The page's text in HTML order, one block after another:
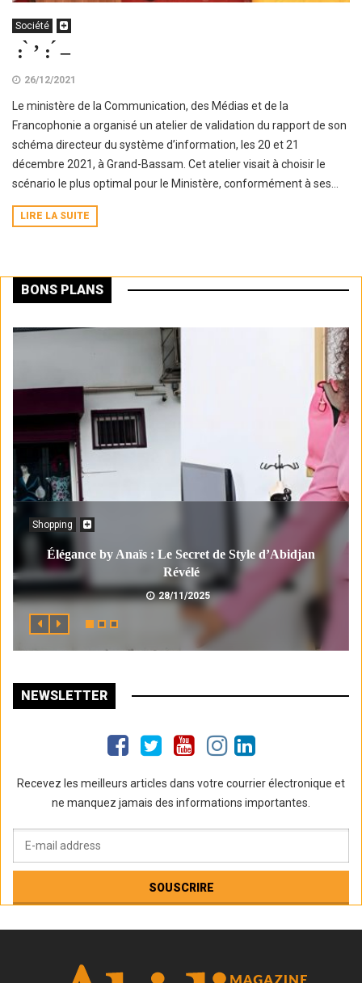
Société
́ : ̀ ’ : ́ –
26/12/2021
Le ministère de la Communication, des Médias et de la
Francophonie a organisé un atelier de validation du rapport de son
schéma directeur du système d’information, les 20 et 21
décembre 2021, à Grand-Bassam. Cet atelier visait à choisir le
scénario le plus optimal pour le Ministère, conformément à ses...
LIRE LA SUITE
BONS PLANS
Shopping
Élégance by Anaïs : Le Secret de Style d’Abidjan
Révélé
28/11/2025
NEWSLETTER
Recevez les meilleurs articles dans votre courrier électronique et
ne manquez jamais des informations importantes.